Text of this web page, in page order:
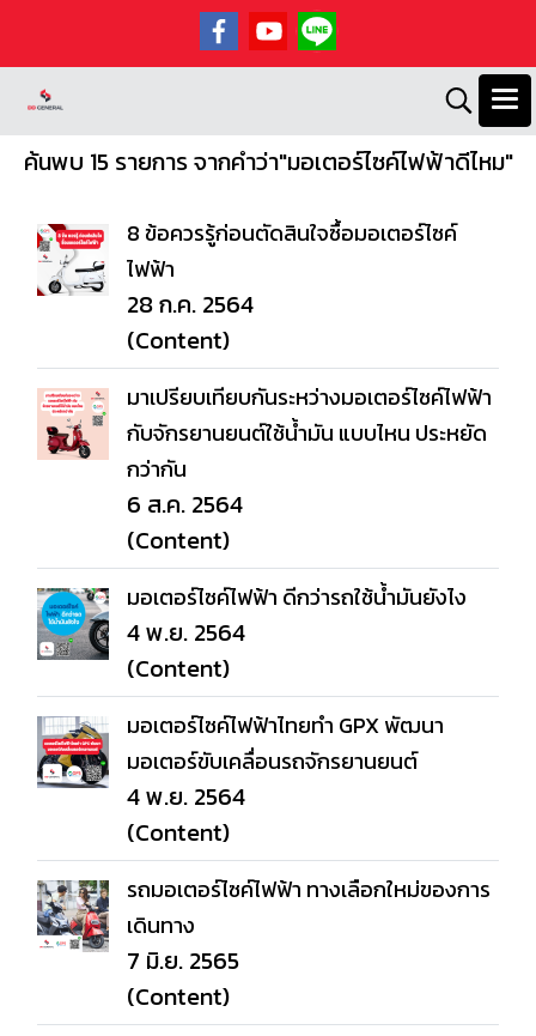
ค้นพบ 15 รายการ จากคำว่า"มอเตอร์ไซค์ไฟฟ้าดีไหม"
8 ข้อควรรู้ก่อนตัดสินใจซื้อมอเตอร์ไซค์
ไฟฟ้า
28 ก.ค. 2564
(Content)
มาเปรียบเทียบกันระหว่างมอเตอร์ไซค์ไฟฟ้า
กับจักรยานยนต์ใช้น้ำมัน แบบไหน ประหยัด
กว่ากัน
6 ส.ค. 2564
(Content)
มอเตอร์ไซค์ไฟฟ้า ดีกว่ารถใช้น้ำมันยังไง
4 พ.ย. 2564
(Content)
มอเตอร์ไซค์ไฟฟ้าไทยทำ GPX พัฒนา
มอเตอร์ขับเคลื่อนรถจักรยานยนต์
4 พ.ย. 2564
(Content)
รถมอเตอร์ไซค์ไฟฟ้า ทางเลือกใหม่ของการ
เดินทาง
7 มิ.ย. 2565
(Content)